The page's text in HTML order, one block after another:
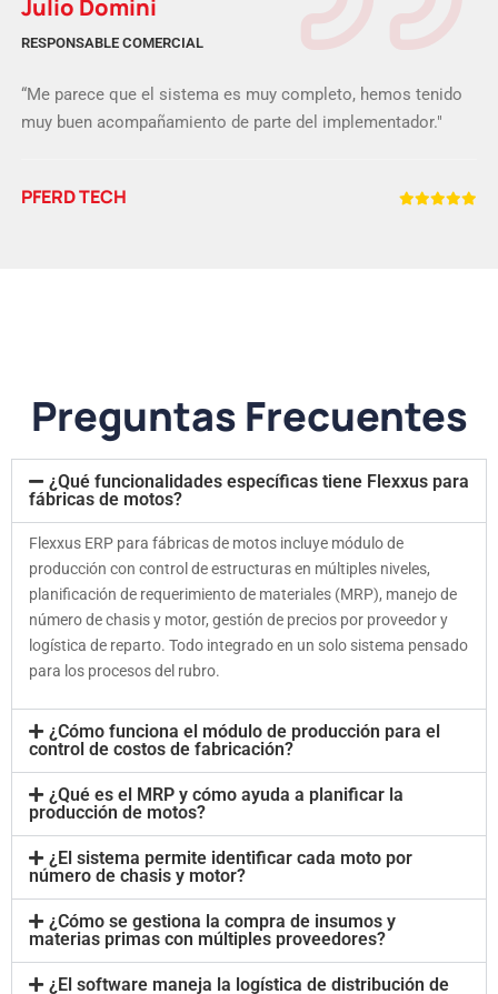
Julio Domini
RESPONSABLE COMERCIAL
“Me parece que el sistema es muy completo, hemos tenido
muy buen acompañamiento de parte del implementador."
PFERD TECH
Preguntas Frecuentes
¿Qué funcionalidades específicas tiene Flexxus para
fábricas de motos?
Flexxus ERP para fábricas de motos incluye módulo de
producción con control de estructuras en múltiples niveles,
planificación de requerimiento de materiales (MRP), manejo de
número de chasis y motor, gestión de precios por proveedor y
logística de reparto. Todo integrado en un solo sistema pensado
para los procesos del rubro.
¿Cómo funciona el módulo de producción para el
control de costos de fabricación?
¿Qué es el MRP y cómo ayuda a planificar la
producción de motos?
¿El sistema permite identificar cada moto por
número de chasis y motor?
¿Cómo se gestiona la compra de insumos y
materias primas con múltiples proveedores?
¿El software maneja la logística de distribución de